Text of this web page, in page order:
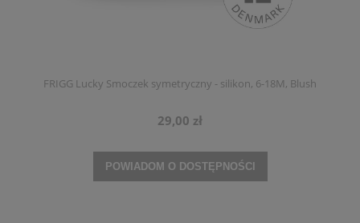
FRIGG Lucky Smoczek symetryczny - silikon, 6-18M, Blush
29,00 zł
POWIADOM O DOSTĘPNOŚCI